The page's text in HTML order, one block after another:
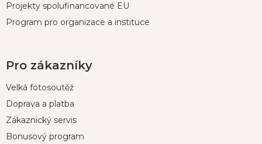
Projekty spolufinancované EU
Program pro organizace a instituce
Pro zákazníky
Velká fotosoutěž
Doprava a platba
Zákaznický servis
Bonusový program